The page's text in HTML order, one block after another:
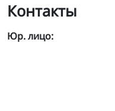
Контакты
Юр. лицо: